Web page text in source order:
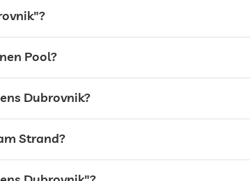
auf Meer
Pool?
Dubrovnik?
Strand?